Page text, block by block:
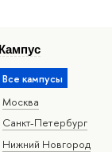
Кампус
Все кампусы
Москва
Санкт-Петербург
Нижний Новгород